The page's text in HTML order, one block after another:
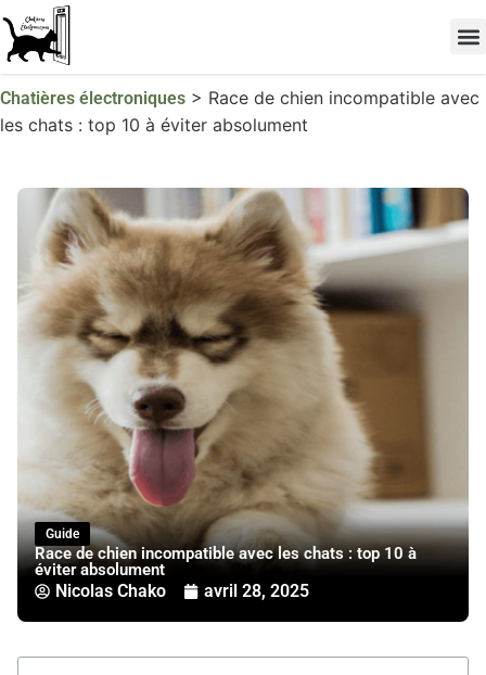
Chatières électroniques > Race de chien incompatible avec
les chats : top 10 à éviter absolument
Guide
Race de chien incompatible avec les chats : top 10 à
éviter absolument
Nicolas Chako avril 28, 2025